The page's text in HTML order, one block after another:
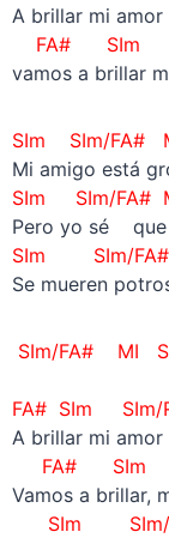
A brillar mi amor
FA# SIm
vamos a brillar
SIm SIm/FA#
Mi amigo está
SIm SIm/
Pero yo sé que
SIm SIm/FA#
Se mueren
SIm/FA# MI
FA# SIm SIm/
A brillar mi amor
FA# SIm
Vamos a brillar,
SIm SIm/